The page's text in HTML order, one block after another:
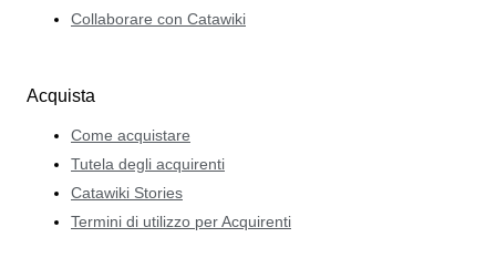
Collaborare con Catawiki
Acquista
Come acquistare
Tutela degli acquirenti
Catawiki Stories
Termini di utilizzo per Acquirenti